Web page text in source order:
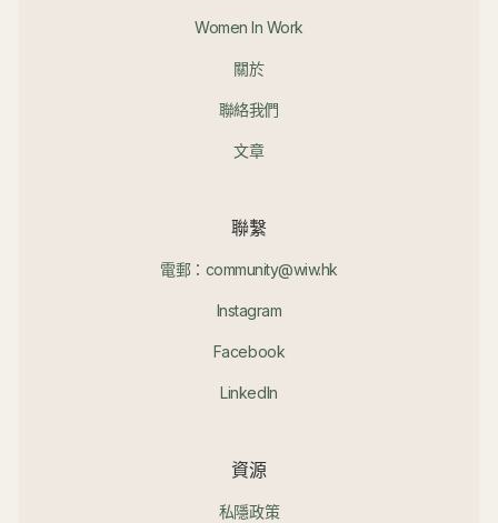
Women In Work
關於
聯絡我們
文章
聯繫
電郵：community@wiw.hk
Instagram
Facebook
LinkedIn
資源
私隱政策